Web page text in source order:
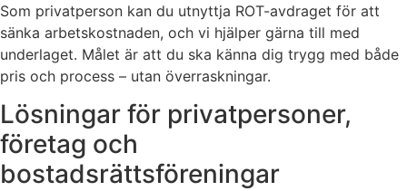
Som privatperson kan du utnyttja ROT-avdraget för att
sänka arbetskostnaden, och vi hjälper gärna till med
underlaget. Målet är att du ska känna dig trygg med både
pris och process – utan överraskningar.
Lösningar för privatpersoner,
företag och
bostadsrättsföreningar